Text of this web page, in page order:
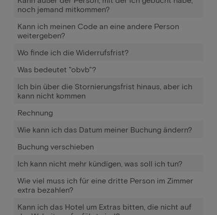
noch jemand mitkommen?
Kann ich meinen Code an eine andere Person
weitergeben?
Wo finde ich die Widerrufsfrist?
Was bedeutet "obvb"?
Ich bin über die Stornierungsfrist hinaus, aber ich
kann nicht kommen
Rechnung
Wie kann ich das Datum meiner Buchung ändern?
Buchung verschieben
Ich kann nicht mehr kündigen, was soll ich tun?
Wie viel muss ich für eine dritte Person im Zimmer
extra bezahlen?
Kann ich das Hotel um Extras bitten, die nicht auf